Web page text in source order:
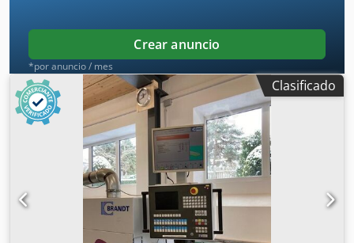
Crear anuncio
*por anuncio / mes
Clasificado